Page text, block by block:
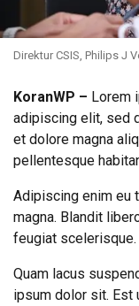
Direktur CSIS, Philips J
KoranWP – Lorem
adipiscing elit, sed
et dolore magna
pellentesque
Adipiscing enim eu
magna. Blandit
feugiat scelerisque.
Quam lacus
ipsum dolor sit.